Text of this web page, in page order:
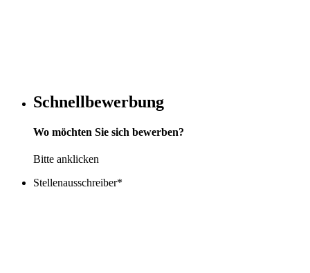
Schnellbewerbung
Wo möchten Sie sich bewerben?
Bitte anklicken
Stellenausschreiber*